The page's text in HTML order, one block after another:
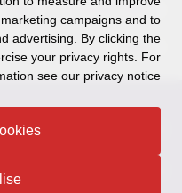
ביקורת פנימית שנה
פיננסי
campaigns and to
advertising. By clicking the
your privacy rights. For
see our privacy notice